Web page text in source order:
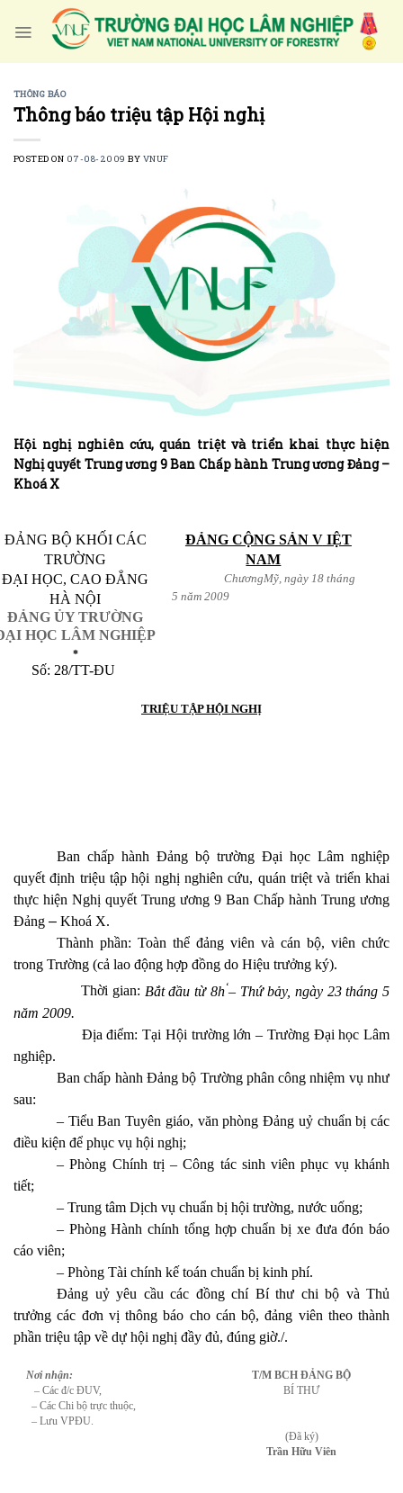
THÔNG BÁO
Thông báo triệu tập Hội nghị
POSTED ON 07-08-2009 BY VNUF
Hội nghị nghiên cứu, quán triệt và triển khai thực hiện
Nghị quyết Trung ương 9 Ban Chấp hành Trung ương Đảng –
Khoá X
ĐẢNG BỘ KHỐI CÁC
TRƯỜNG
ĐẠI HỌC, CAO ĐẲNG
HÀ NỘI
ĐẢNG ỦY TRƯỜNG
HỌC LÂM NGHIỆP
*
Số: 28/TT-ĐU
ĐẢNG CỘNG SẢN V IỆT
NAM
ChươngMỹ, ngày 18 tháng
5 năm 2009
TRIỆU TẬP HỘI NGHỊ
Ban chấp hành Đảng bộ trường Đại học Lâm nghiệp
quyết định triệu tập hội nghị nghiên cứu, quán triệt và triển khai
thực hiện Nghị quyết Trung ương 9 Ban Chấp hành Trung ương
Đảng – Khoá X.
Thành phần: Toàn thể đảng viên và cán bộ, viên chức
trong Trường (cả lao động hợp đồng do Hiệu trưởng ký).
Thời gian: Bắt đầu từ 8h‘– Thứ bảy, ngày 23 tháng 5
năm 2009.
Địa điểm: Tại Hội trường lớn – Trường Đại học Lâm
nghiệp.
Ban chấp hành Đảng bộ Trường phân công nhiệm vụ như
sau:
– Tiểu Ban Tuyên giáo, văn phòng Đảng uỷ chuẩn bị các
điều kiện để phục vụ hội nghị;
– Phòng Chính trị – Công tác sinh viên phục vụ khánh
tiết;
– Trung tâm Dịch vụ chuẩn bị hội trường, nước uống;
– Phòng Hành chính tổng hợp chuẩn bị xe đưa đón báo
cáo viên;
– Phòng Tài chính kế toán chuẩn bị kinh phí.
Đảng uỷ yêu cầu các đồng chí Bí thư chi bộ và Thủ
trưởng các đơn vị thông báo cho cán bộ, đảng viên theo thành
phần triệu tập về dự hội nghị đầy đủ, đúng giờ./.
Nơi nhận:
– Các đ/c ĐUV,
– Các Chi bộ trực thuộc,
– Lưu VPĐU.
T/M BCH ĐẢNG BỘ
BÍ THƯ
(Đã ký)
Trần Hữu Viên